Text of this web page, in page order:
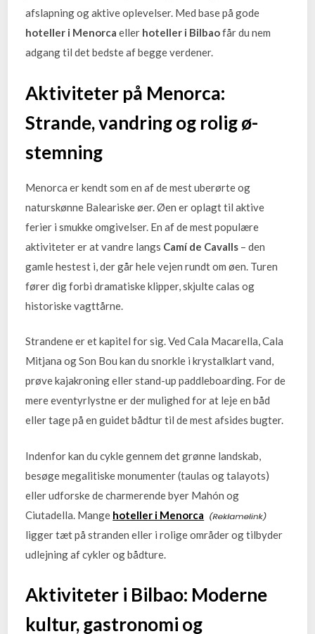
afslapning og aktive oplevelser. Med base på gode
hoteller i Menorca eller hoteller i Bilbaofår du nem
adgang til det bedste af begge verdener.
Aktiviteter på Menorca:
Strande, vandring og rolig ø-
stemning
Menorca er kendt som en af de mest uberørte og
naturskønne Baleariske øer. Øen er oplagt til aktive
ferier i smukke omgivelser. En af de mest populære
aktiviteter er at vandre langs Camí de Cavalls – den
gamle hestest i, der går hele vejen rundt om øen. Turen
fører dig forbi dramatiske klipper, skjulte calas og
historiske vagttårne.
Strandene er et kapitel for sig. Ved Cala Macarella, Cala
Mitjana og Son Bou kan du snorkle i krystalklart vand,
prøve kajakroning eller stand-up paddleboarding. For de
mere eventyrlystne er der mulighed for at leje en båd
eller tage på en guidet bådtur til de mest afsides bugter.
Indenfor kan du cykle gennem det grønne landskab,
besøge megalitiske monumenter (taulas og talayots)
eller udforske de charmerende byer Mahón og
Ciutadella. Mange hoteller i Menorca
ligger tæt på stranden eller i rolige områder og tilbyder
udlejning af cykler og bådture.
Aktiviteter i Bilbao: Moderne
kultur, gastronomi og